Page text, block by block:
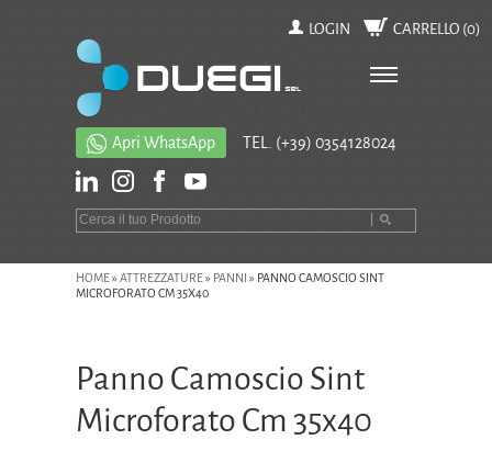
LOGIN CARRELLO (0)
Apri WhatsApp TEL. (+39) 0354128024
HOME» ATTREZZATURE» PANNI » PANNO CAMOSCIO SINT
MICROFORATO CM 35X40
Panno Camoscio Sint
Microforato Cm 35x40